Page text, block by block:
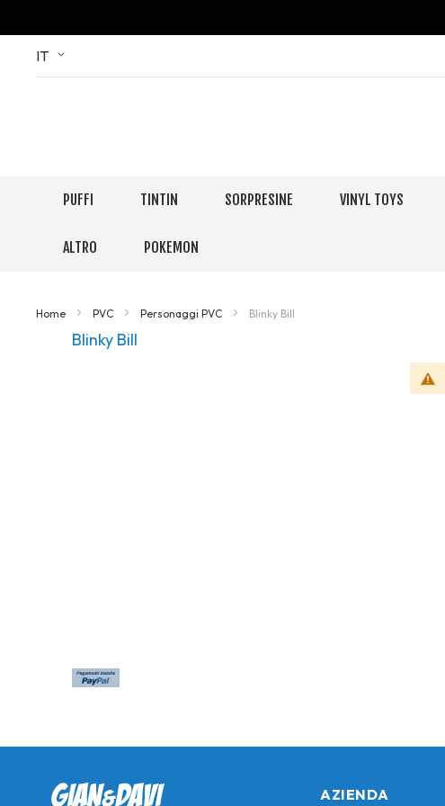
Skip
Language
IT
PUFFI TINTIN SORPRESINE VINYL TOYS
ALTRO POKEMON
Home PVC Personaggi PVC Blinky Bill
Blinky Bill
AZIENDA